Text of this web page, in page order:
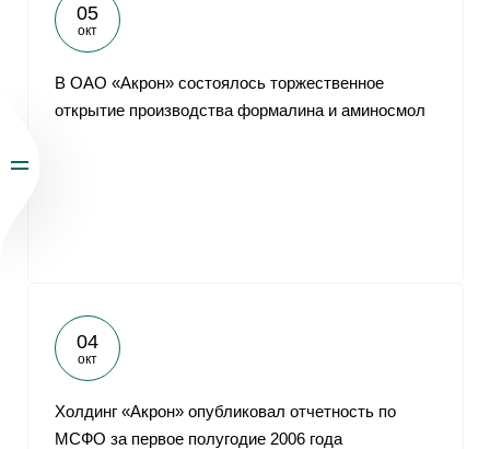
05
окт
В ОАО «Акрон» состоялось торжественное
открытие производства формалина и аминосмол
04
окт
Холдинг «Акрон» опубликовал отчетность по
МСФО за первое полугодие 2006 года